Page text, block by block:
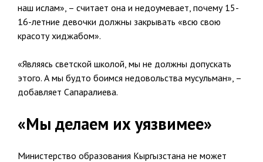
наш ислам», – считает она и недоумевает, почему 15-
16-летние девочки должны закрывать «всю свою
красоту хиджабом».
«Являясь светской школой, мы не должны допускать
этого. А мы будто боимся недовольства мусульман», –
добавляет Сапаралиева.
«Мы делаем их уязвимее»
Министерство образования Кыргызстана не может